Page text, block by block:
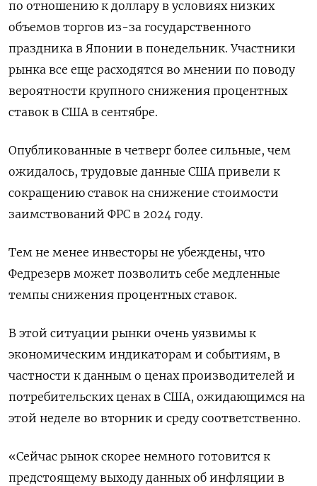
по отношению к доллару в условиях низких
объемов торгов из-за государственного
праздника в Японии в понедельник. Участники
рынка все еще расходятся во мнении по поводу
вероятности крупного снижения процентных
ставок в США в сентябре.
Опубликованные в четверг более сильные, чем
ожидалось, трудовые данные США привели к
сокращению ставок на снижение стоимости
заимствований ФРС в 2024 году.
Тем не менее инвесторы не убеждены, что
Федрезерв может позволить себе медленные
темпы снижения процентных ставок.
В этой ситуации рынки очень уязвимы к
экономическим индикаторам и событиям, в
частности к данным о ценах производителей и
потребительских ценах в США, ожидающимся на
этой неделе во вторник и среду соответственно.
«Сейчас рынок скорее немного готовится к
предстоящему выходу данных об инфляции в